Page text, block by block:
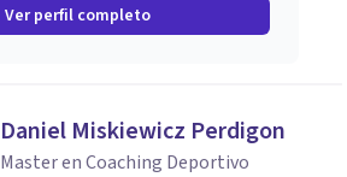
Ver perfil completo
Daniel Miskiewicz Perdigon
Master en Coaching Deportivo